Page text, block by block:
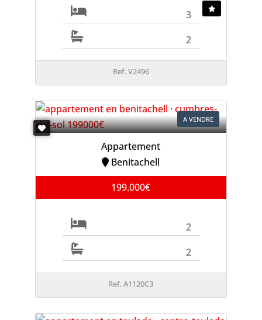
3
2
Ref. V2496
A VENDRE
Appartement
Benitachell
199.000€
2
2
Ref. A1120C3